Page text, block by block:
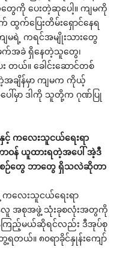
ကို ပေးတဲ့ဆုပေါ့။ ကျမကို
ထွက်ပြေးတိမ်းရှောင်နေရ
ျမရဲ့ ကရင်အမျိုးသားတွေ
ခက်အခဲ ရှိနေတဲ့သူတွေ၊
ယ်။ ခေါင်းဆောင်တစ်
ျိန်မှာ ကျမက ကိုယ့်
ါ်မှာ ဒါကို သူတို့က ဂုဏ်ပြု
နှင့် ကလေးသူငယ်ရေးရာ
ာဝန် ယူထားရတဲ့အပေါ် အဲ့ဒီ
စဉ်တွေ ဘာတွေ ရှိသလဲဆိုတာ
ကလေးသူငယ်ရေးရာ
ဒီလူ အစုအဖွဲ့ သုံးခုစလုံးအတွကို
န်ကြည့်မယ်ဆိုရင်လည်း ဒီအုပ်စု
ရတယ်။ ၈၀ရာခိုင်နှုန်းကျော်